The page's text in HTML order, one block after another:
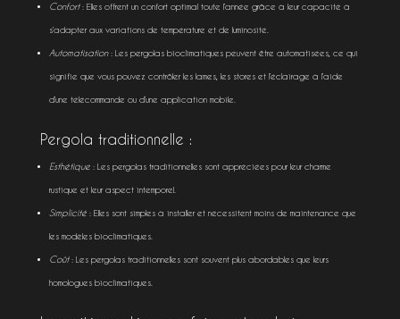
Confort: Elles offrent un confort optimal toute l’année grâce à leur capacité à
s’adapter aux variations de température et de luminosité.
Automatisation: Les pergolas bioclimatiques peuvent être automatisées, ce qui
signifie que vous pouvez contrôler les lames, les stores et l’éclairage à l’aide
d’une télécommande ou d’une application mobile.
Pergola traditionnelle :
Esthétique: Les pergolas traditionnelles sont appréciées pour leur charme
rustique et leur aspect intemporel.
Simplicité: Elles sont simples à installer et nécessitent moins de maintenance que
les modèles bioclimatiques.
Coût: Les pergolas traditionnelles sont souvent plus abordables que leurs
homologues bioclimatiques.